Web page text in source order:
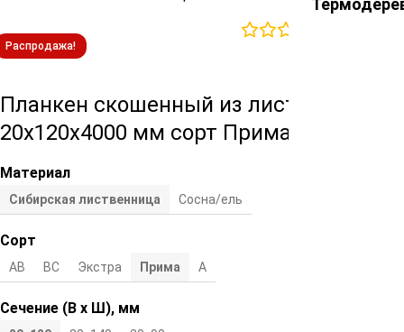
Распродажа!
Планкен скошенный из лиственницы
20х120х4000 мм сорт Прима
Материал
Сибирская лиственница Сосна/ель
Сорт
АВ ВС Экстра Прима А
Сечение (В х Ш), мм